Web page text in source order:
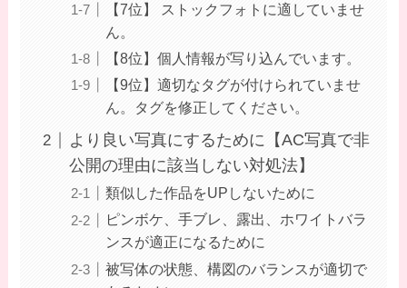
【7位】 ストックフォトに適していませ
ん。
【8位】個人情報が写り込んでいます。
【9位】適切なタグが付けられていませ
ん。タグを修正してください。
より良い写真にするために【AC写真で非
公開の理由に該当しない対処法】
類似した作品をUPしないために
ピンボケ、手ブレ、露出、ホワイトバラ
ンスが適正になるために
被写体の状態、構図のバランスが適切で